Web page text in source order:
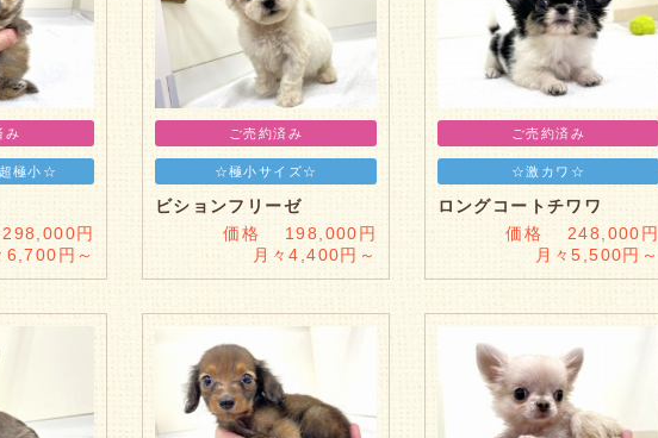
み
極小☆
円
6,700円～
ご売約済み
☆極小サイズ☆
ビションフリーゼ
価格 198,000円
月々4,400円～
ご売約済み
☆激カワ☆
ロングコートチワワ
価格 248,000円
月々5,500円～